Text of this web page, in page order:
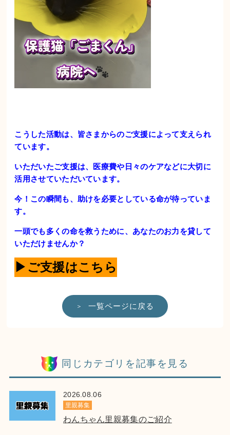
こうした活動は、皆さまからのご支援によって支えられ
ています。
いただいたご支援は、医療費や日々のケアなどに大切に
活用させていただいています。
今！この瞬間も、助けを必要としている命が待っていま
す。
一頭でも多くの命を救うために、あなたのお力を貸して
いただけませんか？
▶ご支援はこちら
一覧ページに戻る
同じカテゴリを記事を見る
2026.08.06
里親募集
わんちゃん里親募集のご紹介